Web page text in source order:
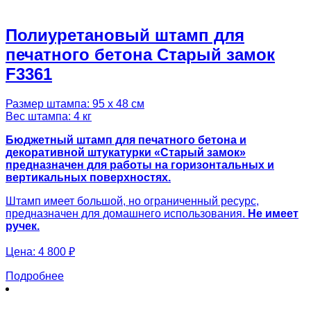
Полиуретановый штамп для
печатного бетона Старый замок
F3361
Размер штампа: 95 х 48 см
Вес штампа: 4 кг
Бюджетный штамп для печатного бетона и
декоративной штукатурки «Старый замок»
предназначен для работы на горизонтальных и
вертикальных поверхностях.
Штамп имеет большой, но ограниченный ресурс,
предназначен для домашнего использования. Не имеет
ручек.
Цена: 4 800 ₽
Подробнее